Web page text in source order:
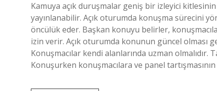
Kamuya açık duruşmalar geniş bir izleyici
yayınlanabilir. Açık oturumda konuşma sürecini
öncülük eder. Başkan konuyu belirler,
izin verir. Açık oturumda konunun güncel olması
Konuşmacılar kendi alanlarında uzman olmalıdır.
Konuşurken konuşmacılara ve panel